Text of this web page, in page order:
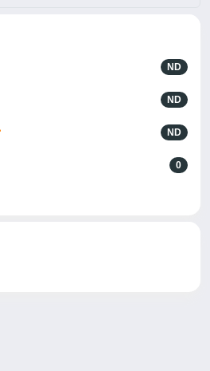
ND
ND
ND
0